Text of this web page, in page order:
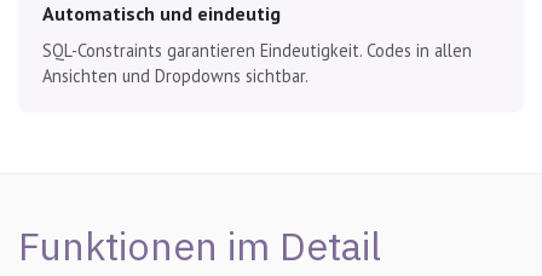
Automatisch und eindeutig
SQL-Constraints garantieren Eindeutigkeit. Codes in allen
Ansichten und Dropdowns sichtbar.
Funktionen im Detail